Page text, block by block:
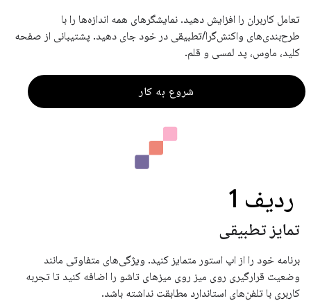
تعامل کاربران را افزایش دهید. نمایشگرهای همه اندازه‌ها را با
طرح‌بندی‌های واکنش‌گرا/تطبیقی ​​در خود جای دهید. پشتیبانی از صفحه
کلید، ماوس، پد لمسی و قلم.
شروع به کار
ردیف 1
تمایز تطبیقی
برنامه خود را از اپ استور متمایز کنید. ویژگی‌های متفاوتی مانند
وضعیت قرارگیری روی میز روی میزهای تاشو را اضافه کنید تا تجربه
کاربری با تلفن‌های استاندارد مطابقت نداشته باشد.